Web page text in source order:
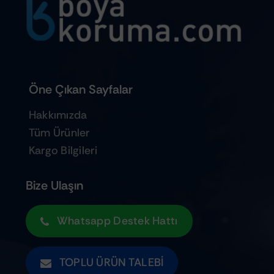
Öne Çıkan Sayfalar
Hakkımızda
Tüm Ürünler
Kargo Bilgileri
Bize Ulaşın
Whatsapp Destek Hattı